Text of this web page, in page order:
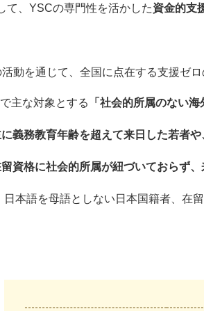
て、YSCの専門性を活かした資金的支
動を通じて、全国に点在する支援ゼ
主な対象とする 「社会的所属のない海
義務教育年齢を超えて来日した若者
資格に社会的所属が紐づいておらず
本語を母語としない日本国籍者、在